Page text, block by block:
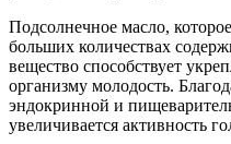
Подсолнечное масло,
больших количествах
вещество способствует
организму молодость.
эндокринной и
увеличивается активность